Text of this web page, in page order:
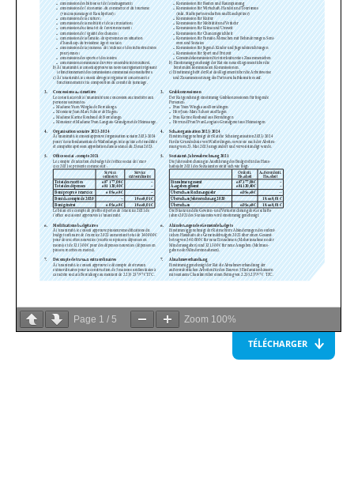
Page 1 / 5 Zoom 100%
TÉLÉCHARGER